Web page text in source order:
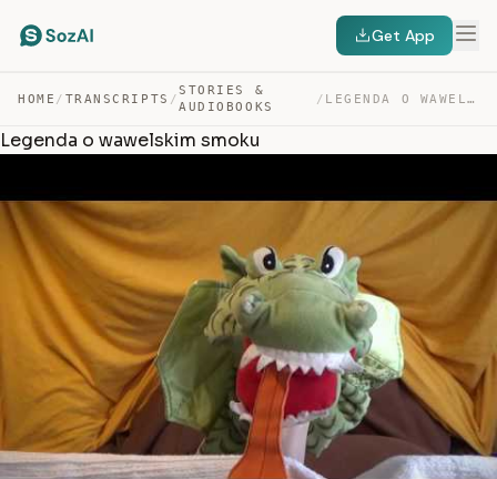
Get App
HOME / TRANSCRIPTS /
STORIES &
AUDIOBOOKS
/ LEGENDA O WAWELSKIM SMOKU — TRANSCRIPT
Legenda o wawelskim smoku